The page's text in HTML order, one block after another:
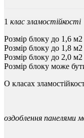
1 клас зламостійкості
Розмір блоку до 1,6 м2
Розмір блоку до 1,8 м2
Розмір блоку до 2,0 м2
Розмір блоку може
О класах
оздоблення панелями